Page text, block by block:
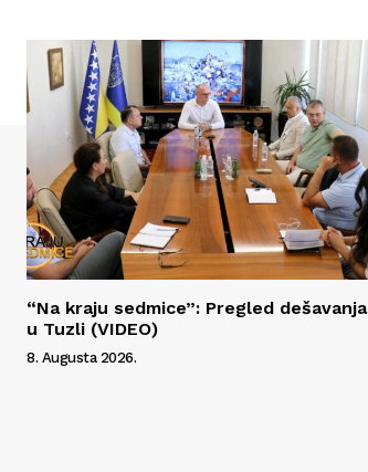
“Na kraju sedmice”: Pregled dešavanja
u Tuzli (VIDEO)
8. Augusta 2026.